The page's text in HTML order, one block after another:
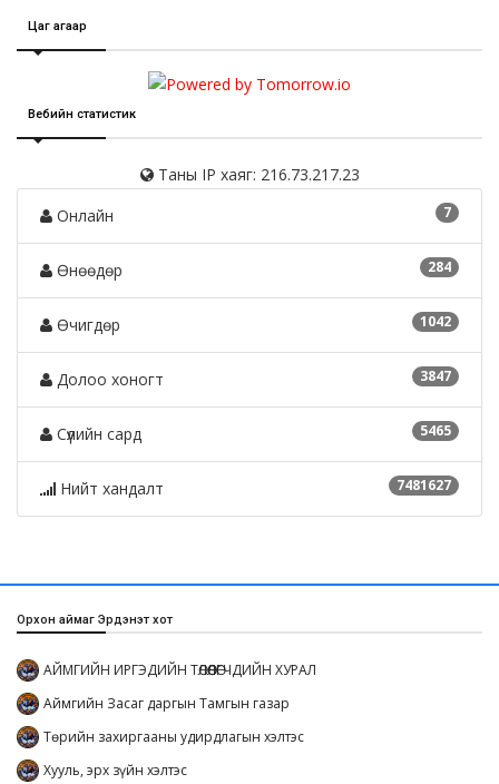
Цаг агаар
Вебийн статистик
Таны IP хаяг: 216.73.217.23
7
Онлайн
284
Өнөөдөр
1042
Өчигдөр
3847
Долоо хоногт
5465
Сүүлийн сард
7481627
Нийт хандалт
Орхон аймаг Эрдэнэт хот
АЙМГИЙН ИРГЭДИЙН ТӨЛӨӨЛӨГЧДИЙН ХУРАЛ
Аймгийн Засаг даргын Тамгын газар
Төрийн захиргааны удирдлагын хэлтэс
Хууль, эрх зүйн хэлтэс